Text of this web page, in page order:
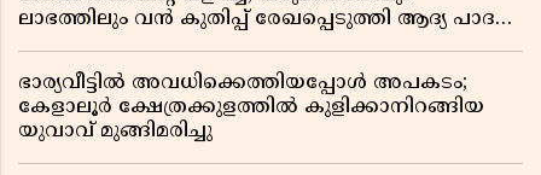
ലാഭത്തിലും വൻ കുതിപ്പ് രേഖപ്പെടുത്തി ആദ്യ പാദ
ഭാര്യവീട്ടിൽ അവധിക്കെത്തിയപ്പോൾ അപകടം;
കേളാലൂർ ക്ഷേത്രക്കുളത്തിൽ കുളിക്കാനിറങ്ങിയ
യുവാവ് മുങ്ങിമരിച്ചു